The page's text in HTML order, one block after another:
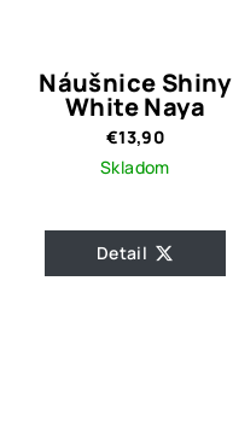
Náušnice Shiny
White Naya
€13,90
Skladom
Detail